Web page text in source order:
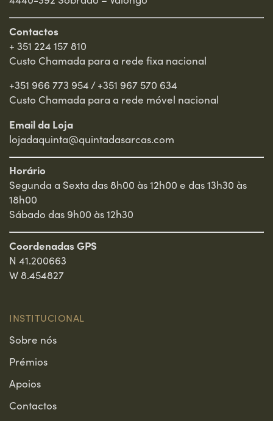
2016 MEDALHA VERDE PRATA
Concurso da Região dos Vinhos Verdes 2014
Ultimate Wine Challenge 2017
2017 95 PONTOS
Ultimate Wine Challenge 2017
2017
Contactos
+ 351 224 157 810
Custo Chamada para a rede fixa nacional
+351 966 773 954 /+351 967 570 634
Custo Chamada para a rede móvel nacional
Email da Loja
lojadaquinta@quintadasarcas.com
Horário
Segunda a Sexta das 8h00 às 12h00 e das 13h30 às
18h00
Sábado das 9h00 às 12h30
Coordenadas GPS
N 41.200663
W 8.454827
INSTITUCIONAL
Sobre nós
Prémios
Apoios
Contactos